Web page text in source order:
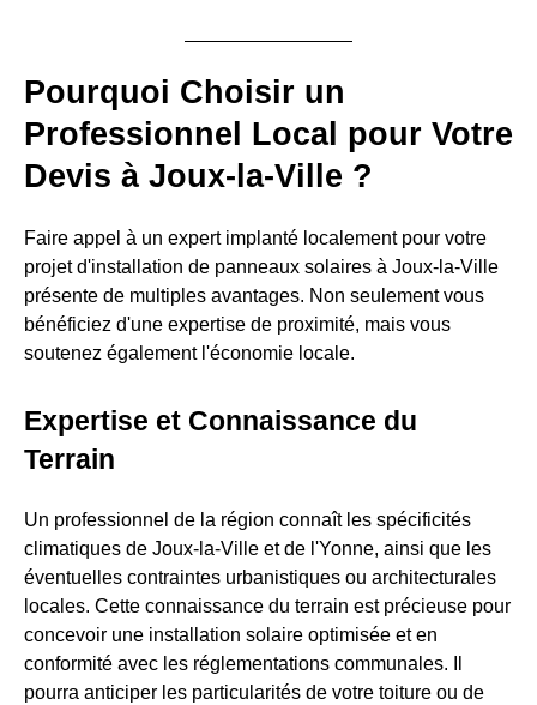
Pourquoi Choisir un
Professionnel Local pour Votre
Devis à Joux-la-Ville ?
Faire appel à un expert implanté localement pour votre
projet d'installation de panneaux solaires à Joux-la-Ville
présente de multiples avantages. Non seulement vous
bénéficiez d'une expertise de proximité, mais vous
soutenez également l'économie locale.
Expertise et Connaissance du
Terrain
Un professionnel de la région connaît les spécificités
climatiques de Joux-la-Ville et de l'Yonne, ainsi que les
éventuelles contraintes urbanistiques ou architecturales
locales. Cette connaissance du terrain est précieuse pour
concevoir une installation solaire optimisée et en
conformité avec les réglementations communales. Il
pourra anticiper les particularités de votre toiture ou de